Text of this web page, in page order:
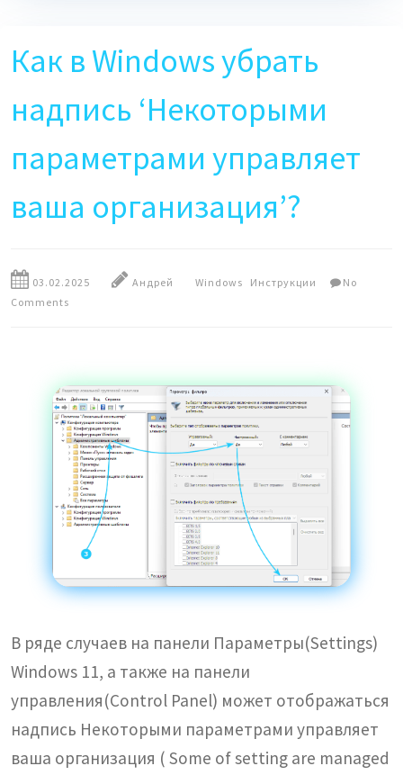
Как в Windows убрать
надпись ‘Некоторыми
параметрами управляет
ваша организация’?
03.02.2025 Андрей Windows Инструкции
No
Comments
В ряде случаев на панели Параметры(Settings)
Windows 11, а также на панели
управления(Control Panel) может отображаться
надпись Некоторыми параметрами управляет
ваша организация ( Some of setting are managed